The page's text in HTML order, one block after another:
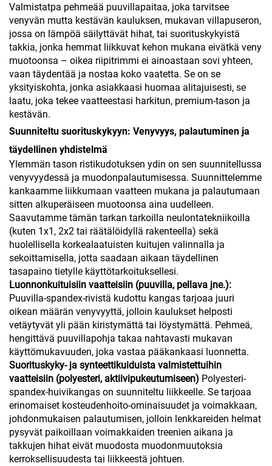
Valmistatpa pehmeää puuvillapaitaa, joka tarvitsee
venyvän mutta kestävän kauluksen, mukavan villapuseron,
jossa on lämpöä säilyttävät hihat, tai suorituskykyistä
takkia, jonka hemmat liikkuvat kehon mukana eivätkä veny
muotoonsa – oikea riipitrimmi ei ainoastaan sovi yhteen,
vaan täydentää ja nostaa koko vaatetta. Se on se
yksityiskohta, jonka asiakkaasi huomaa alitajuisesti, se
laatu, joka tekee vaatteestasi harkitun, premium-tason ja
kestävän.
Suunniteltu suorituskykyyn: Venyvyys, palautuminen ja
täydellinen yhdistelmä
Ylemmän tason ristikudotuksen ydin on sen suunnitellussa
venyvyydessä ja muodonpalautumisessa. Suunnittelemme
kankaamme liikkumaan vaatteen mukana ja palautumaan
sitten alkuperäiseen muotoonsa aina uudelleen.
Saavutamme tämän tarkan tarkoilla neulontatekniikoilla
(kuten 1x1, 2x2 tai räätälöidyllä rakenteella) sekä
huolellisella korkealaatuisten kuitujen valinnalla ja
sekoittamisella, jotta saadaan aikaan täydellinen
tasapaino tietylle käyttötarkoituksellesi.
Luonnonkuituisiin vaatteisiin (puuvilla, pellava jne.):
Puuvilla-spandex-rivistä kudottu kangas tarjoaa juuri
oikean määrän venyvyyttä, jolloin kaulukset helposti
vetäytyvät yli pään kiristymättä tai löystymättä. Pehmeä,
hengittävä puuvillapohja takaa nahtavasti mukavan
käyttömukavuuden, joka vastaa pääkankaasi luonnetta.
Suorituskyky- ja synteettikuiduista valmistettuihin
vaatteisiin (polyesteri, aktiivipukeutumiseen) Polyesteri-
spandex-huivikangas on suunniteltu liikkeelle. Se tarjoaa
erinomaiset kosteudenhoito-ominaisuudet ja voimakkaan,
johdonmukaisen palautumisen, jolloin lenkkareiden helmat
pysyvät paikoillaan voimakkaiden treenien aikana ja
takkujen hihat eivät muodosta muodonmuutoksia
kerroksellisuudesta tai liikkeestä johtuen.